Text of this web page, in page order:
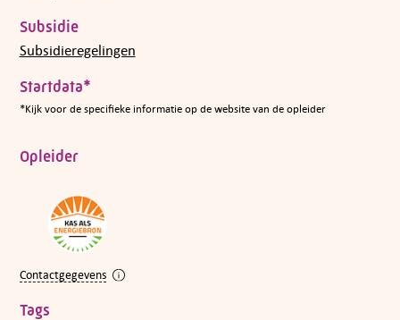
Subsidie
Subsidieregelingen
Startdata*
*Kijk voor de specifieke informatie op de website van de opleider
Opleider
Contactgegevens
Tags